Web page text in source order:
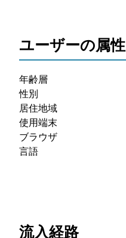
ユーザーの属性
年齢層
性別
居住地域
使用端末
ブラウザ
言語
流入経路